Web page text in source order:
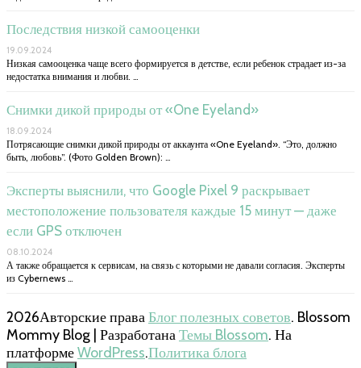
Последствия низкой самооценки
19.09.2024
Низкая самооценка чаще всего формируется в детстве, если ребенок страдает из-за
недостатка внимания и любви. …
Снимки дикой природы от «One Eyeland»
18.09.2024
Потрясающие снимки дикой природы от аккаунта «One Eyeland». “Это, должно
быть, любовь”. (Фото Golden Brown): …
Эксперты выяснили, что Google Pixel 9 раскрывает
местоположение пользователя каждые 15 минут — даже
если GPS отключен
08.10.2024
А также обращается к сервисам, на связь с которыми не давали согласия. Эксперты
из Cybernews …
2026Авторские праваБлог полезных советов. Blossom
Mommy Blog | РазработанаТемы Blossom. На
платформеWordPress.Политика блога